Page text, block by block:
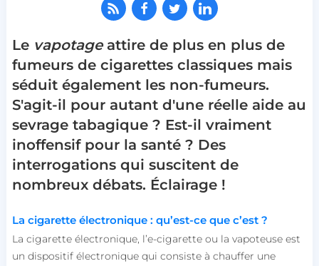
Le vapotageattire de plus en plus de
fumeurs de cigarettes classiques mais
séduit également les non-fumeurs.
S'agit-il pour autant d'une réelle aide au
sevrage tabagique ? Est-il vraiment
inoffensif pour la santé ? Des
interrogations qui suscitent de
nombreux débats. Éclairage !
La cigarette électronique : qu’est-ce que c’est ?
La cigarette électronique, l’e-cigarette ou la vapoteuse est
un dispositif électronique qui consiste à chauffer une